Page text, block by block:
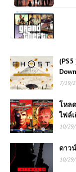
7/19/
โหล
ไฟล์
10/
ดาว
10/